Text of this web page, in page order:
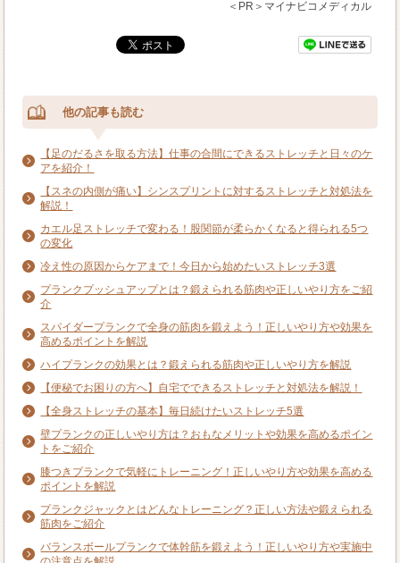
＜PR＞マイナビコメディカル
他の記事も読む
【足のだるさを取る方法】仕事の合間にできるストレッチと日々のケ
アを紹介！
【スネの内側が痛い】シンスプリントに対するストレッチと対処法を
解説！
カエル足ストレッチで変わる！股関節が柔らかくなると得られる5つ
の変化
冷え性の原因からケアまで！今日から始めたいストレッチ3選
プランクプッシュアップとは？鍛えられる筋肉や正しいやり方をご紹
介
スパイダープランクで全身の筋肉を鍛えよう！正しいやり方や効果を
高めるポイントを解説
ハイプランクの効果とは？鍛えられる筋肉や正しいやり方を解説
【便秘でお困りの方へ】自宅でできるストレッチと対処法を解説！
【全身ストレッチの基本】毎日続けたいストレッチ5選
壁プランクの正しいやり方は？おもなメリットや効果を高めるポイン
トをご紹介
膝つきプランクで気軽にトレーニング！正しいやり方や効果を高める
ポイントを解説
プランクジャックとはどんなトレーニング？正しい方法や鍛えられる
筋肉をご紹介
バランスボールプランクで体幹筋を鍛えよう！正しいやり方や実施中